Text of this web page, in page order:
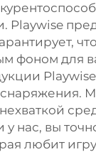
Playwise
фоном для
у нас, вы
любит